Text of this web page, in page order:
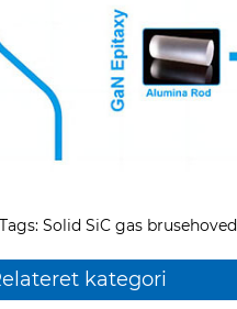
Solid SiC gas brusehoved
kategori